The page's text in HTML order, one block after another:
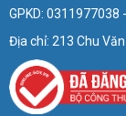
GPKD:
Địa chỉ: 213 Chu